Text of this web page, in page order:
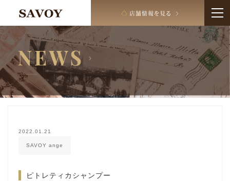
2022.01.21
SAVOY ange
ピトレティカシャンプー